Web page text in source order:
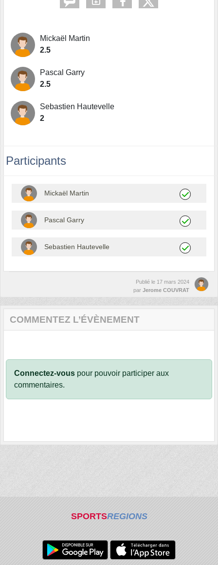
Mickaël Martin
2.5
Pascal Garry
2.5
Sebastien Hautevelle
2
Participants
Mickaël Martin
Pascal Garry
Sebastien Hautevelle
Publié le 17 mars 2024
par Jerome COUVRAT
COMMENTEZ L’ÉVÈNEMENT
Connectez-vous pour pouvoir participer aux
commentaires.
SPORTSREGIONS